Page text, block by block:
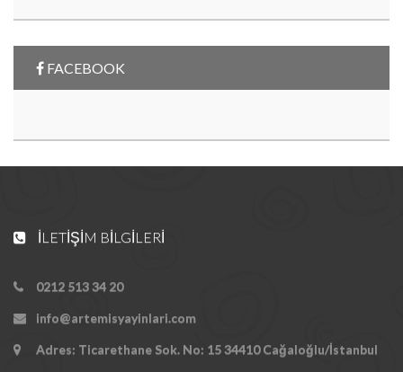
FACEBOOK
İLETIŞIM BILGILERI
0212 513 34 20
info@artemisyayinlari.com
Adres: Ticarethane Sok. No: 15 34410 Cağaloğlu/İstanbul